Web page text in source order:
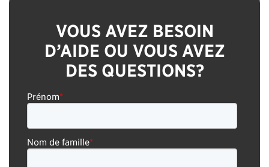
VOUS AVEZ BESOIN
D’AIDE OU VOUS AVEZ
DES QUESTIONS?
Prénom*
Nom de famille*